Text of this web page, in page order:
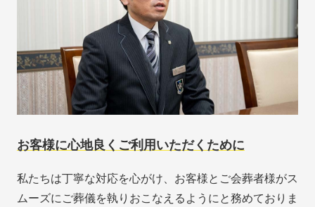
お客様に心地良くご利用いただくために
私たちは丁寧な対応を心がけ、お客様とご会葬者様がス
ムーズにご葬儀を執りおこなえるようにと務めておりま